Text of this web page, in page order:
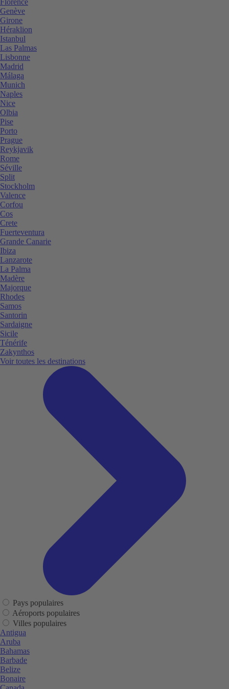
Genève
Girone
Héraklion
Istanbul
Las Palmas
Lisbonne
Madrid
Málaga
Munich
Naples
Nice
Olbia
Pise
Porto
Prague
Reykjavik
Rome
Séville
Split
Stockholm
Valence
Corfou
Cos
Crete
Fuerteventura
Grande Canarie
Ibiza
Lanzarote
La Palma
Madère
Majorque
Rhodes
Samos
Santorin
Sardaigne
Sicile
Ténérife
Zakynthos
Voir toutes les destinations
Pays populaires
Aéroports populaires
Villes populaires
Antigua
Aruba
Bahamas
Barbade
Belize
Bonaire